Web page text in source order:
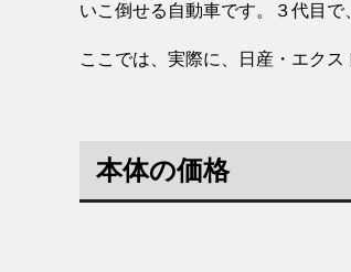
いこ倒せる自動車です。３代目
ここでは、実際に、日産・エク
本体の価格